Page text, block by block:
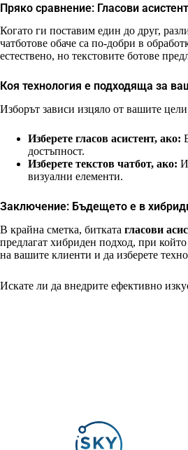
Пряко сравнение: Гласови
Когато ги поставим един до друг,
чатботове обаче са по-добри в
естествено, но текстовите ботове
Коя технология е подходяща за
Изборът зависи изцяло от вашите
Изберете гласов асистент, ако:
достъпност.
Изберете текстов чатбот, ако:
визуални елементи.
Заключение: Бъдещето е в
В крайна сметка, битката гласови
предлагат хибриден подход, при
на вашите клиенти и да изберете
Искате ли да внедрите ефективно